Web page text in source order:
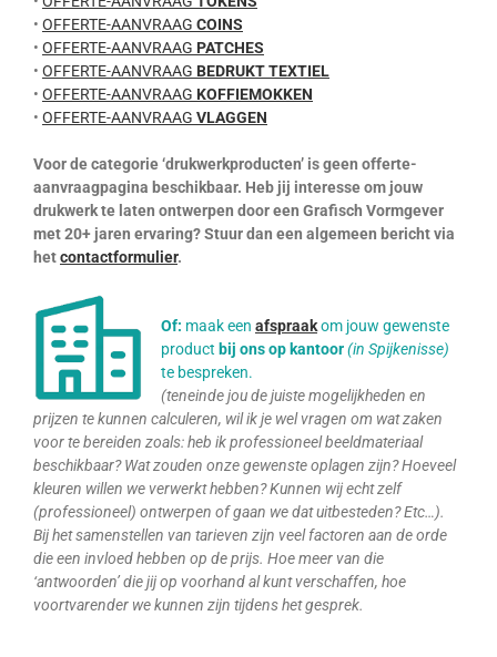
• OFFERTE-AANVRAAG COINS
• OFFERTE-AANVRAAG PATCHES
• OFFERTE-AANVRAAG BEDRUKT TEXTIEL
• OFFERTE-AANVRAAG KOFFIEMOKKEN
• OFFERTE-AANVRAAG VLAGGEN
Voor de categorie ‘drukwerkproducten’ is geen offerte-
aanvraagpagina beschikbaar. Heb jij interesse om jouw
drukwerk te laten ontwerpen door een Grafisch Vormgever
met 20+ jaren ervaring? Stuur dan een algemeen bericht via
hetcontactformulier.
Of: maak een afspraakom jouw gewenste
product bij ons op kantoor(in Spijkenisse)
te bespreken.
(teneinde jou de juiste mogelijkheden en
prijzen te kunnen calculeren, wil ik je wel vragen om wat zaken
voor te bereiden zoals: heb ik professioneel beeldmateriaal
beschikbaar? Wat zouden onze gewenste oplagen zijn? Hoeveel
kleuren willen we verwerkt hebben? Kunnen wij echt zelf
(professioneel) ontwerpen of gaan we dat uitbesteden? Etc…).
Bij het samenstellen van tarieven zijn veel factoren aan de orde
die een invloed hebben op de prijs. Hoe meer van die
‘antwoorden’ die jij op voorhand al kunt verschaffen, hoe
voortvarender we kunnen zijn tijdens het gesprek.